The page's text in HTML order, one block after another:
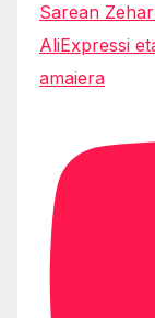
Sarean
AliExpressi
amaiera